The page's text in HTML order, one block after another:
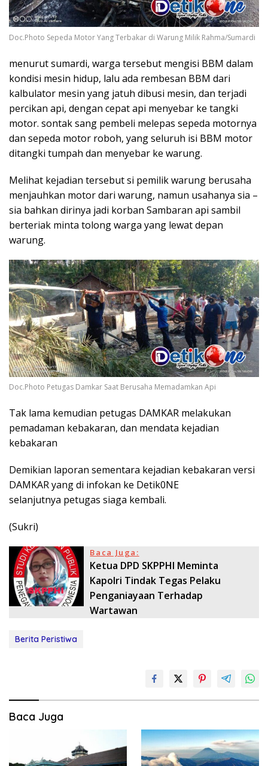
Doc.Photo Sepeda Motor Yang Terbakar di Warung Milik Rahma/Sumardi
menurut sumardi, warga tersebut mengisi BBM dalam
kondisi mesin hidup, lalu ada rembesan BBM dari
kalbulator mesin yang jatuh dibusi mesin, dan terjadi
percikan api, dengan cepat api menyebar ke tangki
motor. sontak sang pembeli melepas sepeda motornya
dan sepeda motor roboh, yang seluruh isi BBM motor
ditangki tumpah dan menyebar ke warung.
Melihat kejadian tersebut si pemilik warung berusaha
menjauhkan motor dari warung, namun usahanya sia –
sia bahkan dirinya jadi korban Sambaran api sambil
berteriak minta tolong warga yang lewat depan
warung.
Doc.Photo Petugas Damkar Saat Berusaha Memadamkan Api
Tak lama kemudian petugas DAMKAR melakukan
pemadaman kebakaran, dan mendata kejadian
kebakaran
Demikian laporan sementara kejadian kebakaran versi
DAMKAR yang di infokan ke Detik0NE
selanjutnya petugas siaga kembali.
(Sukri)
Baca Juga:
Ketua DPD SKPPHI Meminta
Kapolri Tindak Tegas Pelaku
Penganiayaan Terhadap
Wartawan
Berita Peristiwa
Baca Juga